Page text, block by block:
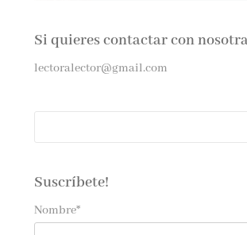
Si quieres contactar con
lectoralector@gmail.com
Suscríbete!
Nombre*